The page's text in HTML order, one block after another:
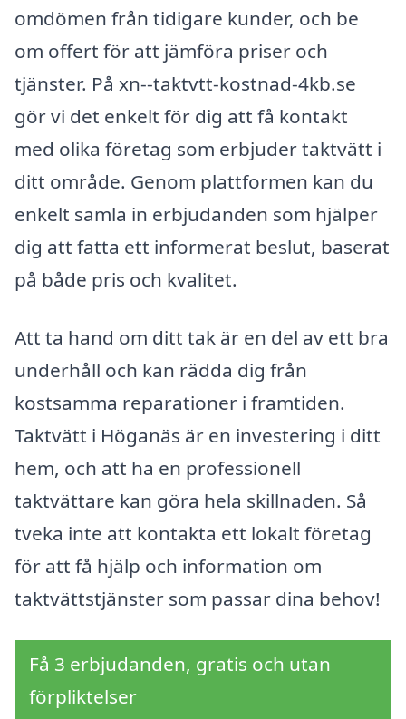
omdömen från tidigare kunder, och be
om offert för att jämföra priser och
tjänster. På xn--taktvtt-kostnad-4kb.se
gör vi det enkelt för dig att få kontakt
med olika företag som erbjuder taktvätt i
ditt område. Genom plattformen kan du
enkelt samla in erbjudanden som hjälper
dig att fatta ett informerat beslut, baserat
på både pris och kvalitet.
Att ta hand om ditt tak är en del av ett bra
underhåll och kan rädda dig från
kostsamma reparationer i framtiden.
Taktvätt i Höganäs är en investering i ditt
hem, och att ha en professionell
taktvättare kan göra hela skillnaden. Så
tveka inte att kontakta ett lokalt företag
för att få hjälp och information om
taktvättstjänster som passar dina behov!
Få 3 erbjudanden, gratis och utan
förpliktelser